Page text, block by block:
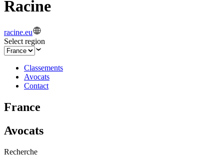
Racine
racine.eu
Select region
Classements
Avocats
Contact
France
Avocats
Recherche